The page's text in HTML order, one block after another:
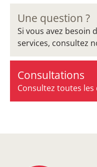
Une question ?
Si vous avez besoin
services, consultez
Consultations
Consultez toutes